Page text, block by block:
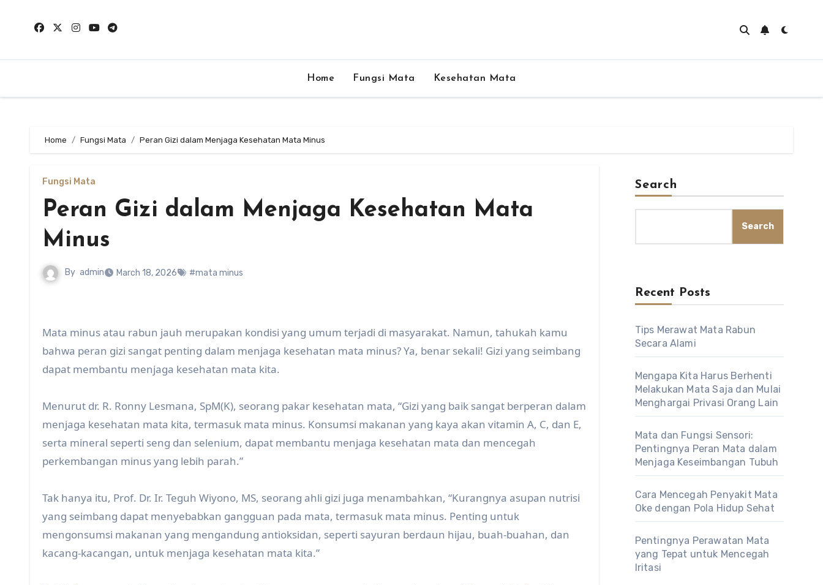
Home Fungsi Mata Kesehatan Mata
Home Fungsi Mata Peran Gizi dalam Menjaga Kesehatan Mata Minus
Fungsi Mata
Peran Gizi dalam Menjaga Kesehatan Mata
Minus
By admin March 18, 2026 #mata minus
Mata minus atau rabun jauh merupakan kondisi yang umum terjadi di masyarakat. Namun, tahukah kamu
bahwa peran gizi sangat penting dalam menjaga kesehatan mata minus? Ya, benar sekali! Gizi yang seimbang
dapat membantu menjaga kesehatan mata kita.
Menurut dr. R. Ronny Lesmana, SpM(K), seorang pakar kesehatan mata, “Gizi yang baik sangat berperan dalam
menjaga kesehatan mata kita, termasuk mata minus. Konsumsi makanan yang kaya akan vitamin A, C, dan E,
serta mineral seperti seng dan selenium, dapat membantu menjaga kesehatan mata dan mencegah
perkembangan minus yang lebih parah.”
Tak hanya itu, Prof. Dr. Ir. Teguh Wiyono, MS, seorang ahli gizi juga menambahkan, “Kurangnya asupan nutrisi
yang seimbang dapat menyebabkan gangguan pada mata, termasuk mata minus. Penting untuk
mengonsumsi makanan yang mengandung antioksidan, seperti sayuran berdaun hijau, buah-buahan, dan
kacang-kacangan, untuk menjaga kesehatan mata kita.”
Search
Search
Recent Posts
Tips Merawat Mata Rabun
Secara Alami
Mengapa Kita Harus Berhenti
Melakukan Mata Saja dan Mulai
Menghargai Privasi Orang Lain
Mata dan Fungsi Sensori:
Pentingnya Peran Mata dalam
Menjaga Keseimbangan Tubuh
Cara Mencegah Penyakit Mata
Oke dengan Pola Hidup Sehat
Pentingnya Perawatan Mata
yang Tepat untuk Mencegah
Iritasi